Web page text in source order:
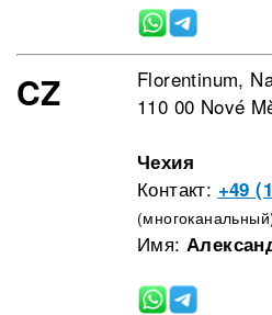
CZ
Florentinum,
110 00 Nové
Чехия
Контакт: +49
Имя: